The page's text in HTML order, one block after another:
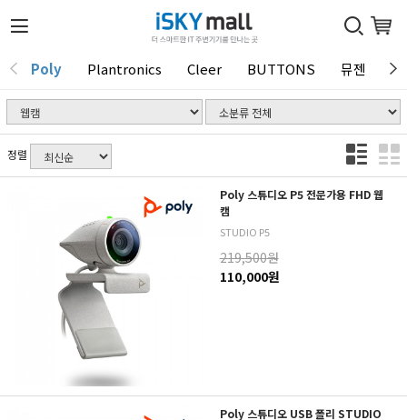
Poly Plantronics Cleer BUTTONS 뮤젠
1 / 0
정렬
Poly 스튜디오 P5 전문가용 FHD 웹
캠
STUDIO P5
219,500원
110,000원
Poly 스튜디오 USB 폴리 STUDIO